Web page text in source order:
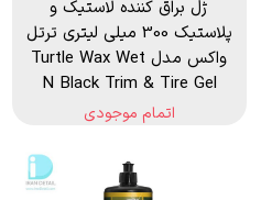
ژل براق کننده لاستیک و
پلاستیک 300 میلی لیتری ترتل
واکس مدل Turtle Wax Wet
N Black Trim & Tire Gel
اتمام موجودی